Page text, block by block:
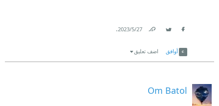
27‏/5‏/2023
.
أوافق اضف تعليق
Om Batol